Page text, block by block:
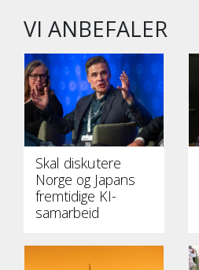
VI ANBEFALER
Skal diskutere
Norge og Japans
fremtidige KI-
samarbeid